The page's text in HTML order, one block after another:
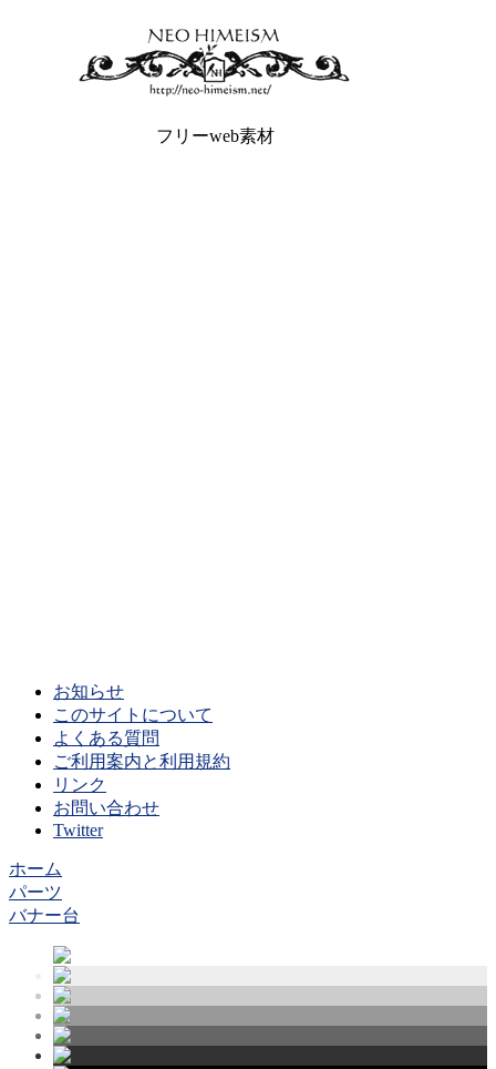
フリーweb素材
お知らせ
このサイトについて
よくある質問
ご利用案内と利用規約
リンク
お問い合わせ
Twitter
ホーム
パーツ
バナー台